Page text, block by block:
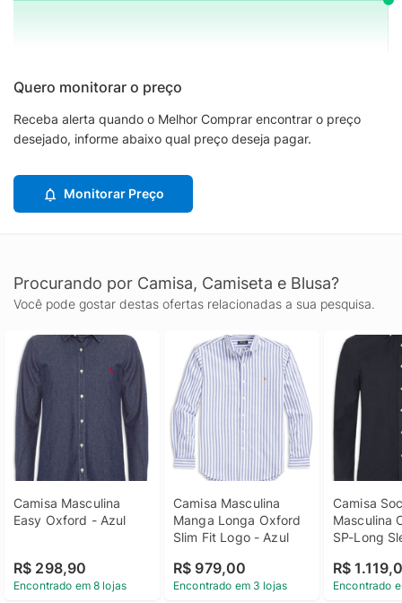
Quero monitorar o preço
Receba alerta quando o Melhor Comprar encontrar o preço
desejado, informe abaixo qual preço deseja pagar.
Monitorar Preço
Procurando por Camisa, Camiseta e Blusa?
Você pode gostar destas ofertas relacionadas a sua pesquisa.
Camisa Masculina
Easy Oxford - Azul
R$ 298,90
Encontrado em 8 lojas
Camisa Masculina
Manga Longa Oxford
Slim Fit Logo - Azul
R$ 979,00
Encontrado em 3 lojas
Camisa
Masculina
SP-Long
R$
Encontrado